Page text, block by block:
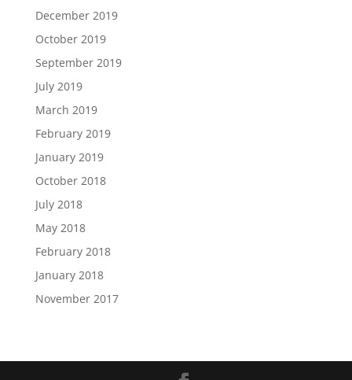
December 2019
October 2019
September 2019
July 2019
March 2019
February 2019
January 2019
October 2018
July 2018
May 2018
February 2018
January 2018
November 2017